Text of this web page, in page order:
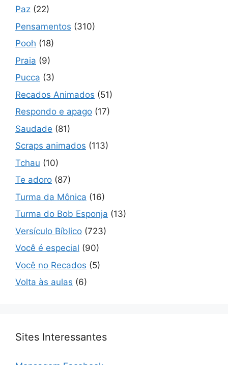
Paz (22)
Pensamentos (310)
Pooh (18)
Praia (9)
Pucca (3)
Recados Animados (51)
Respondo e apago (17)
Saudade (81)
Scraps animados (113)
Tchau (10)
Te adoro (87)
Turma da Mônica (16)
Turma do Bob Esponja (13)
Versículo Bíblico (723)
Você é especial (90)
Você no Recados (5)
Volta às aulas (6)
Sites Interessantes